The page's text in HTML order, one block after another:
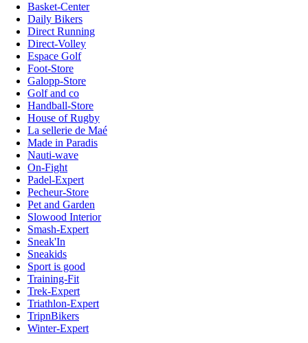
Basket-Center
Daily Bikers
Direct Running
Direct-Volley
Espace Golf
Foot-Store
Galopp-Store
Golf and co
Handball-Store
House of Rugby
La sellerie de Maé
Made in Paradis
Nauti-wave
On-Fight
Padel-Expert
Pecheur-Store
Pet and Garden
Slowood Interior
Smash-Expert
Sneak'In
Sneakids
Sport is good
Training-Fit
Trek-Expert
Triathlon-Expert
TripnBikers
Winter-Expert